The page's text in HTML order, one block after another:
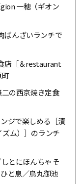
一穂（ギオン
ばんざいランチで
店［＆restaurant
町
二の西京焼き定食
ジで楽しめる［漬
ム）］のランチ
とにほんちゃ そ
と息／烏丸御池